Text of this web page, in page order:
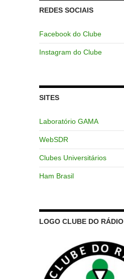
REDES SOCIAIS
Facebook do Clube
Instagram do Clube
SITES
Laboratório GAMA
WebSDR
Clubes Universitários
Ham Brasil
LOGO CLUBE DO RÁDIO